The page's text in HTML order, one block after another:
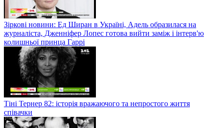
Зіркові новини: Ед Ширан в Україні, Адель образилася на
журналіста, Дженніфер Лопес готова вийти заміж і інтерв'ю
колишньої принца Гаррі
Тіні Тернер 82: історія вражаючого та непростого життя
співачки